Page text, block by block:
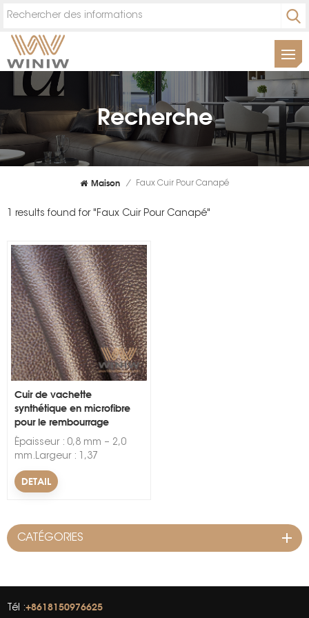
Recherche
Maison / Faux Cuir Pour Canapé
1 results found for "Faux Cuir Pour Canapé"
Cuir de vachette
synthétique en microfibre
pour le rembourrage
Épaisseur : 0,8 mm – 2,0
mm.Largeur : 1,37
m.Couleur : noir, blanc, gris,
marron, toutes les couleurs
rendre étanche, résistant à
l'huile, etc.Emballage :
emballage en rouleau,
DETAIL
CATÉGORIES
Tél :+8618150976625